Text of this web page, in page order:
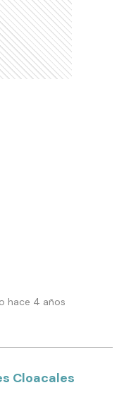
hace 4 años
Cloacales